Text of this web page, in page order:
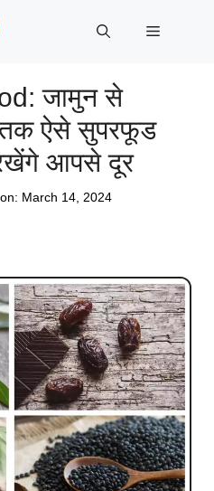
Menu
जामुन से
ऐसे सुपरफूड
रखेंगे आपसे दूर
March 14, 2024